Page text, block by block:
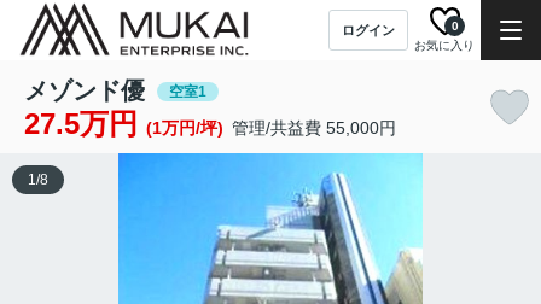
ログイン
お気に入り
0
メゾンド優 空室1
27.5万円 (1万円/坪) 管理/共益費 55,000円
1/8